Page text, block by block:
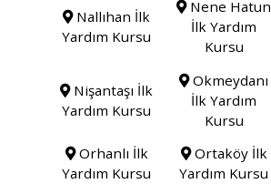
Nallıhan İlk
Yardım Kursu
Nene Hatun
İlk Yardım
Kursu
Nişantaşı İlk
Yardım Kursu
Okmeydanı
İlk Yardım
Kursu
Orhanlı İlk
Yardım Kursu
Ortaköy İlk
Yardım Kursu